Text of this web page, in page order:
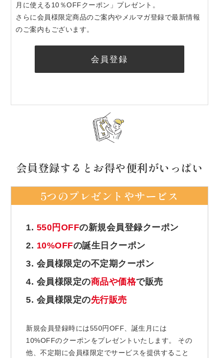
月に使える10％OFFクーポン」プレゼント。
さらに会員様限定商品のご案内やメルマガ登録で最新情報
のご案内もございます。
会員登録
会員登録するとお得や便利がいっぱい
5つのプレゼントやサービス
1. 550円OFFの新規会員登録クーポン
2. 10%OFFの誕生日クーポン
3. 会員様限定の不定期クーポン
4. 会員様限定の商品や価格で販売
5. 会員様限定の先行販売
新規会員登録時には550円OFF、誕生月には
10%OFFのクーポンをプレゼントいたします。 その
他、不定期に会員様限定でサービスを提供すること